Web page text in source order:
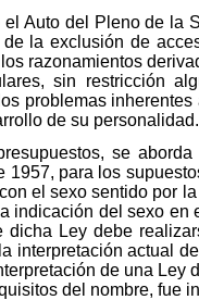
Auto del Pleno de la
la exclusión de
razonamientos
sin restricción
problemas
de su personalidad.
se
1957, para los
el sexo sentido por
indicación del sexo
dicha Ley debe
interpretación actual
de una
del nombre, fue